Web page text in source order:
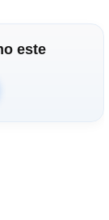
este